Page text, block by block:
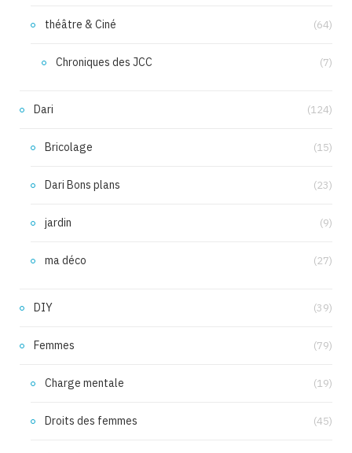
théâtre & Ciné (64)
Chroniques des JCC (7)
Dari (124)
Bricolage (15)
Dari Bons plans (23)
jardin (9)
ma déco (27)
DIY (39)
Femmes (79)
Charge mentale (19)
Droits des femmes (45)